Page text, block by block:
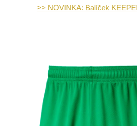
>> NOVINKA: Balíček